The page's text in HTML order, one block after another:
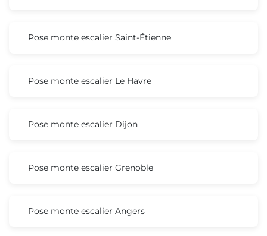
Pose monte escalier Saint-Étienne
Pose monte escalier Le Havre
Pose monte escalier Dijon
Pose monte escalier Grenoble
Pose monte escalier Angers